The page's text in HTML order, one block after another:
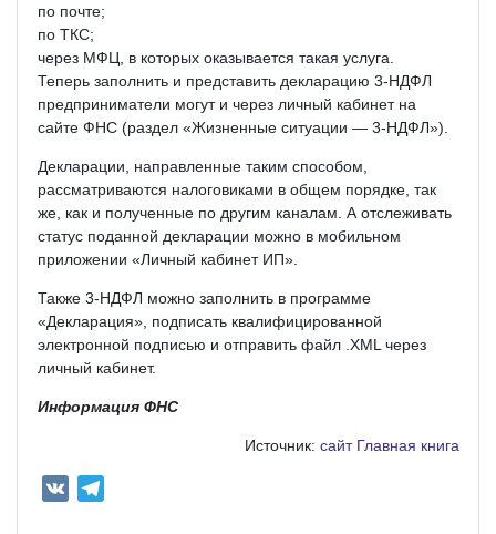
по почте;
по ТКС;
через МФЦ, в которых оказывается такая услуга.
Теперь заполнить и представить декларацию 3-НДФЛ
предприниматели могут и через личный кабинет на
сайте ФНС (раздел «Жизненные ситуации — 3-НДФЛ»).
Декларации, направленные таким способом,
рассматриваются налоговиками в общем порядке, так
же, как и полученные по другим каналам. А отслеживать
статус поданной декларации можно в мобильном
приложении «Личный кабинет ИП».
Также 3-НДФЛ можно заполнить в программе
«Декларация», подписать квалифицированной
электронной подписью и отправить файл .XML через
личный кабинет.
Информация ФНС
Источник: сайт Главная книга